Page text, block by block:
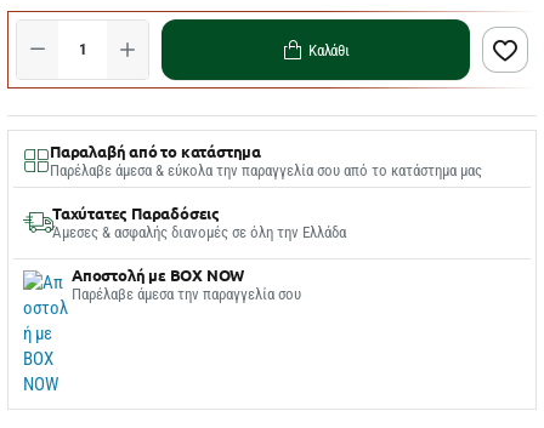
Καλάθι
Παραλαβή από το κατάστημα
Παρέλαβε άμεσα & εύκολα την παραγγελία σου από το κατάστημα μας
Ταχύτατες Παραδόσεις
Άμεσες & ασφαλής διανομές σε όλη την Ελλάδα
Αποστολή με BOX NOW
Παρέλαβε άμεσα την παραγγελία σου